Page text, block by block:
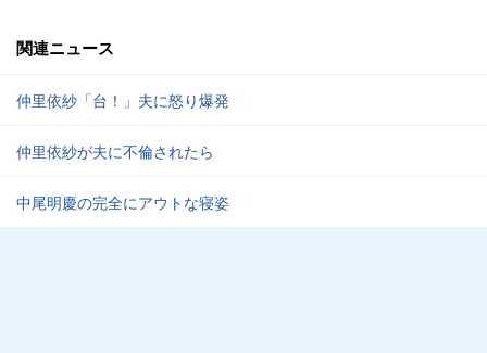
関連ニュース
仲里依紗「台！」夫に怒り爆発
仲里依紗が夫に不倫されたら
中尾明慶の完全にアウトな寝姿